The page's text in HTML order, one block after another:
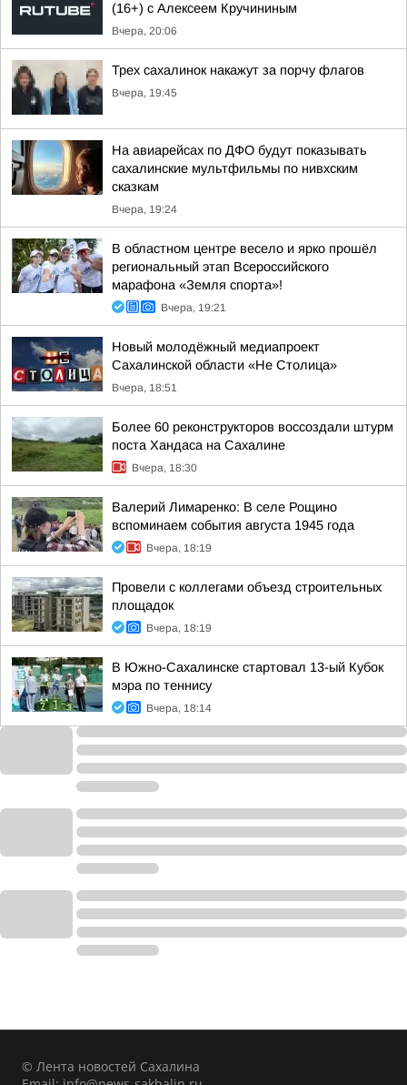
(16+) с Алексеем Кручининым
Вчера, 20:06
Трех сахалинок накажут за порчу флагов
Вчера, 19:45
На авиарейсах по ДФО будут показывать
сахалинские мультфильмы по нивхским
сказкам
Вчера, 19:24
В областном центре весело и ярко прошёл
региональный этап Всероссийского
марафона «Земля спорта»!
Вчера, 19:21
Новый молодёжный медиапроект
Сахалинской области «Не Столица»
Вчера, 18:51
Более 60 реконструкторов воссоздали штурм
поста Хандаса на Сахалине
Вчера, 18:30
Валерий Лимаренко: В селе Рощино
вспоминаем события августа 1945 года
Вчера, 18:19
Провели с коллегами объезд строительных
площадок
Вчера, 18:19
В Южно-Сахалинске стартовал 13-ый Кубок
мэра по теннису
Вчера, 18:14
© Лента новостей Сахалина